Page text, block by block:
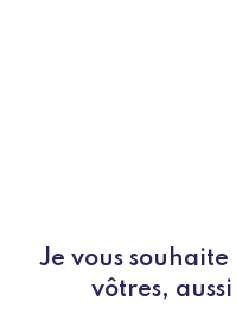
Je vous souhaite
vôtres, aussi